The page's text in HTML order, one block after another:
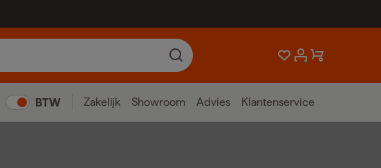
BTW Zakelijk Showroom Advies Klantenservice